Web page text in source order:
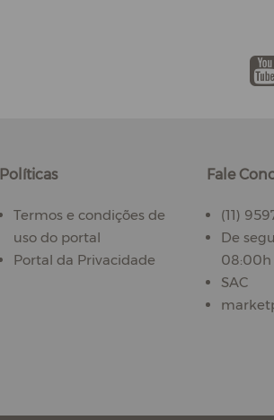
Políticas
Termos e condições de
uso do portal
Portal da Privacidade
Fale
(11)
De
08:00h
SAC